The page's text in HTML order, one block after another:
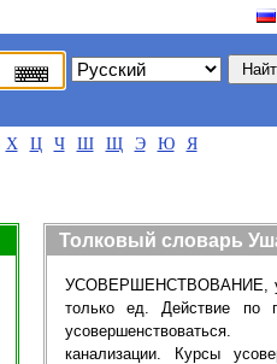
Х Ц Ч Ш Щ Э Ю Я
Толковый словарь
УСОВЕРШЕНСТВОВАНИЕ,
только ед. Действие по
канализации. Курсы